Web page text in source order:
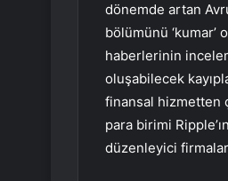
dönemde artan
bölümünü
haberlerinin
oluşabilecek
finansal hizmetten
para birimi
düzenleyici